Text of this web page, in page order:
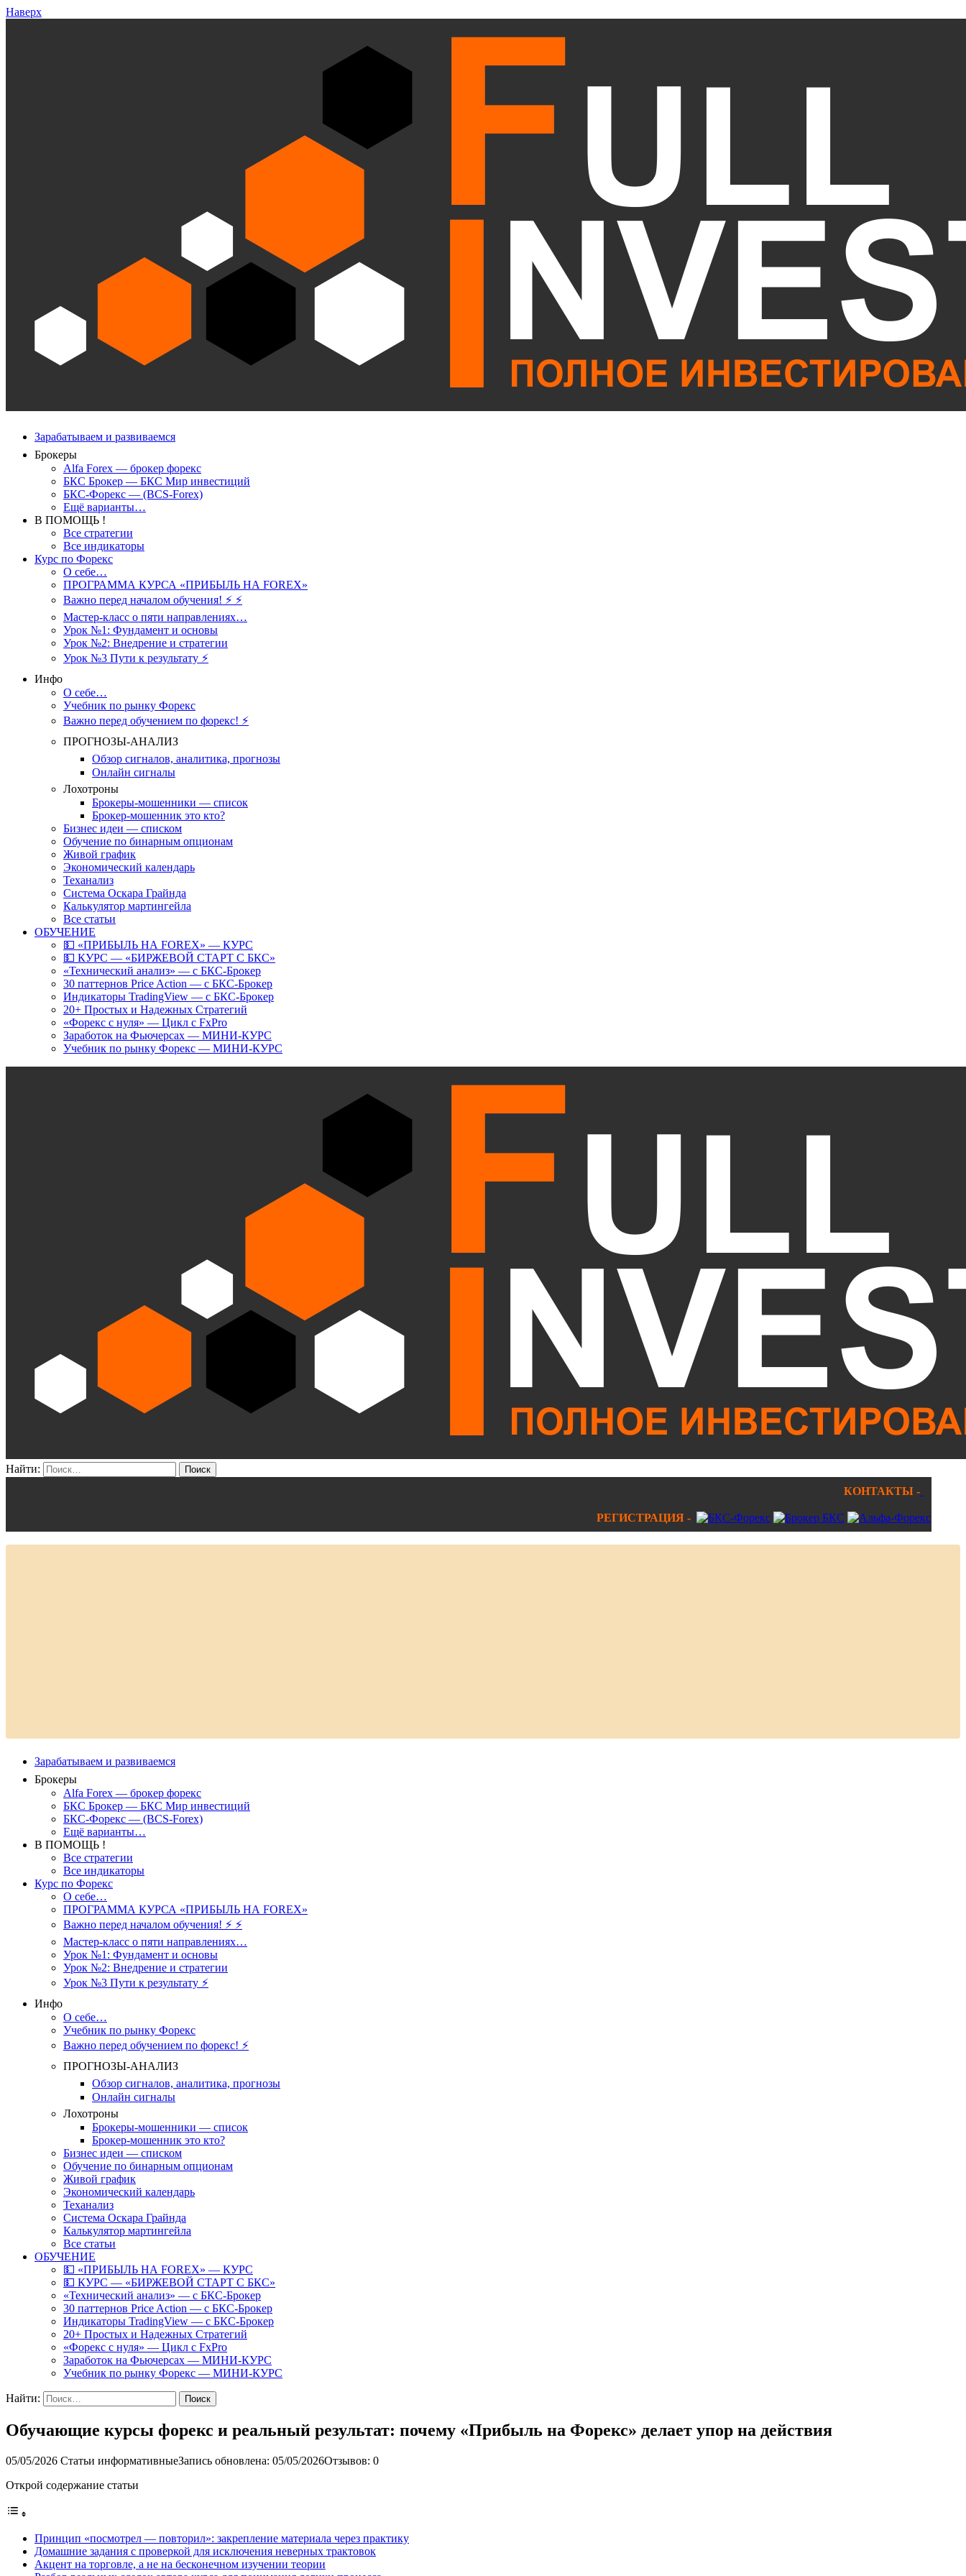
Наверх
Зарабатываем и развиваемся
Брокеры
Alfa Forex — брокер форекс
БКС Брокер — БКС Мир инвестиций
БКС-Форекс — (BCS-Forex)
Ещё варианты…
В ПОМОЩЬ !
Все стратегии
Все индикаторы
Курс по Форекс
О себе…
ПРОГРАММА КУРСА «ПРИБЫЛЬ НА FOREX»
Важно перед началом обучения! ⚡ ⚡
Мастер-класс о пяти направлениях…
Урок №1: Фундамент и основы
Урок №2: Внедрение и стратегии
Урок №3 Пути к результату ⚡️
Инфо
О себе…
Учебник по рынку Форекс
Важно перед обучением по форекс! ⚡
ПРОГНОЗЫ-АНАЛИЗ
Обзор сигналов, аналитика, прогнозы
Онлайн сигналы
Лохотроны
Брокеры-мошенники — список
Брокер-мошенник это кто?
Бизнес идеи — списком
Обучение по бинарным опционам
Живой график
Экономический календарь
Теханализ
Система Оскара Грайнда
Калькулятор мартингейла
Все статьи
ОБУЧЕНИЕ
💵 «ПРИБЫЛЬ НА FOREX» — КУРС
💵 КУРС — «БИРЖЕВОЙ СТАРТ С БКС»
«Технический анализ» — с БКС-Брокер
30 паттернов Price Action — с БКС-Брокер
Индикаторы TradingView — с БКС-Брокер
20+ Простых и Надежных Стратегий
«Форекс с нуля» — Цикл с FxPro
Заработок на Фьючерсах — МИНИ-КУРС
Учебник по рынку Форекс — МИНИ-КУРС
Найти:
КОНТАКТЫ -
РЕГИСТРАЦИЯ -
Зарабатываем и развиваемся
Брокеры
Alfa Forex — брокер форекс
БКС Брокер — БКС Мир инвестиций
БКС-Форекс — (BCS-Forex)
Ещё варианты…
В ПОМОЩЬ !
Все стратегии
Все индикаторы
Курс по Форекс
О себе…
ПРОГРАММА КУРСА «ПРИБЫЛЬ НА FOREX»
Важно перед началом обучения! ⚡ ⚡
Мастер-класс о пяти направлениях…
Урок №1: Фундамент и основы
Урок №2: Внедрение и стратегии
Урок №3 Пути к результату ⚡️
Инфо
О себе…
Учебник по рынку Форекс
Важно перед обучением по форекс! ⚡
ПРОГНОЗЫ-АНАЛИЗ
Обзор сигналов, аналитика, прогнозы
Онлайн сигналы
Лохотроны
Брокеры-мошенники — список
Брокер-мошенник это кто?
Бизнес идеи — списком
Обучение по бинарным опционам
Живой график
Экономический календарь
Теханализ
Система Оскара Грайнда
Калькулятор мартингейла
Все статьи
ОБУЧЕНИЕ
💵 «ПРИБЫЛЬ НА FOREX» — КУРС
💵 КУРС — «БИРЖЕВОЙ СТАРТ С БКС»
«Технический анализ» — с БКС-Брокер
30 паттернов Price Action — с БКС-Брокер
Индикаторы TradingView — с БКС-Брокер
20+ Простых и Надежных Стратегий
«Форекс с нуля» — Цикл с FxPro
Заработок на Фьючерсах — МИНИ-КУРС
Учебник по рынку Форекс — МИНИ-КУРС
Найти:
Обучающие курсы форекс и реальный результат: почему «Прибыль на Форекс» делает упор на действия
05/05/2026 Статьи информативныеЗапись обновлена: 05/05/2026Отзывов: 0
Открой содержание статьи
Принцип «посмотрел — повторил»: закрепление материала через практику
Домашние задания с проверкой для исключения неверных трактовок
Акцент на торговле, а не на бесконечном изучении теории